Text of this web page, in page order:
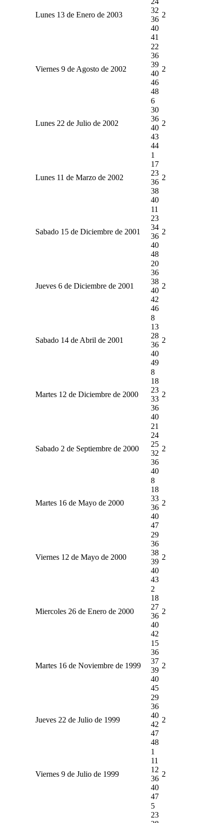
Lunes 13 de Enero de 2003
32
36
40
41
2
Viernes 9 de Agosto de 2002
22
36
39
40
46
48
2
Lunes 22 de Julio de 2002
6
30
36
40
43
44
2
Lunes 11 de Marzo de 2002
1
17
23
36
38
40
2
Sabado 15 de Diciembre de 2001
11
23
34
36
40
48
2
Jueves 6 de Diciembre de 2001
20
36
38
40
42
46
2
Sabado 14 de Abril de 2001
8
13
28
36
40
49
2
Martes 12 de Diciembre de 2000
8
18
23
33
36
40
2
Sabado 2 de Septiembre de 2000
21
24
25
32
36
40
2
Martes 16 de Mayo de 2000
8
18
33
36
40
47
2
Viernes 12 de Mayo de 2000
29
36
38
39
40
43
2
Miercoles 26 de Enero de 2000
2
18
27
36
40
42
2
Martes 16 de Noviembre de 1999
15
36
37
39
40
45
2
Jueves 22 de Julio de 1999
29
36
40
42
47
48
2
Viernes 9 de Julio de 1999
1
11
12
36
40
47
2
5
23